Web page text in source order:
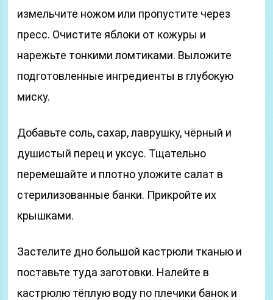
измельчите ножом или пропустите через
пресс. Очистите яблоки от кожуры и
нарежьте тонкими ломтиками. Выложите
подготовленные ингредиенты в глубокую
миску.
Добавьте соль, сахар, лаврушку, чёрный и
душистый перец и уксус. Тщательно
перемешайте и плотно уложите салат в
стерилизованные банки. Прикройте их
крышками.
Застелите дно большой кастрюли тканью и
поставьте туда заготовки. Налейте в
кастрюлю тёплую воду по плечики банок и